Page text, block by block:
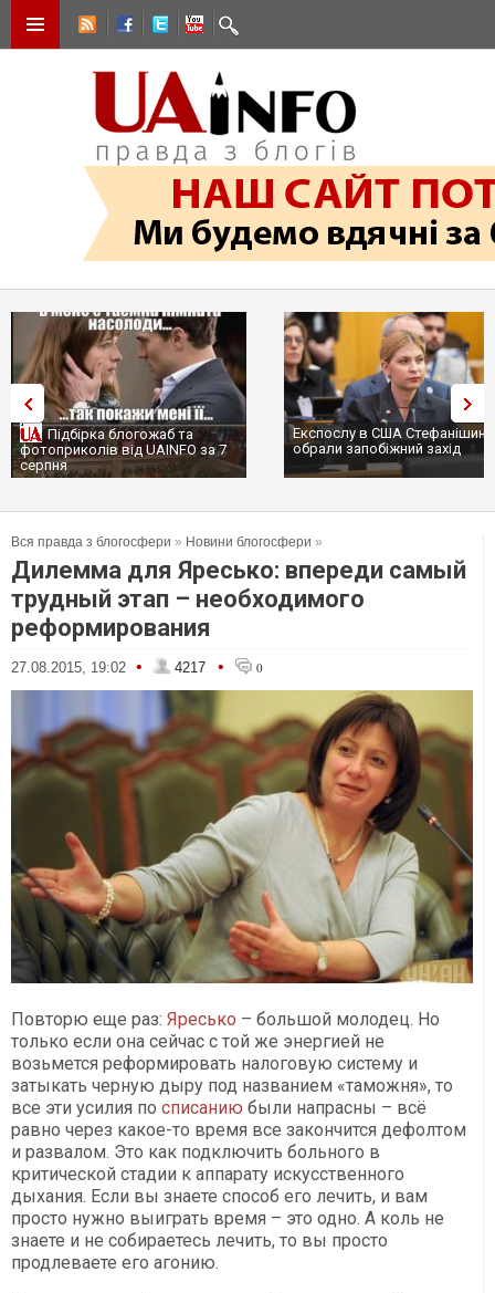
Підбірка блогожаб та
фотоприколів від UAINFO за 7
серпня
Експослу в США Стефанішиній
обрали запобіжний захід
Вся правда з блогосфери » Новини блогосфери »
Дилемма для Яресько: впереди самый
трудный этап – необходимого
реформирования
27.08.2015, 19:02 • 4217 • 0
Повторю еще раз: Яресько – большой молодец. Но
только если она сейчас с той же энергией не
возьмется реформировать налоговую систему и
затыкать черную дыру под названием «таможня», то
все эти усилия по списанию были напрасны – всё
равно через какое-то время все закончится дефолтом
и развалом. Это как подключить больного в
критической стадии к аппарату искусственного
дыхания. Если вы знаете способ его лечить, и вам
просто нужно выиграть время – это одно. А коль не
знаете и не собираетесь лечить, то вы просто
продлеваете его агонию.